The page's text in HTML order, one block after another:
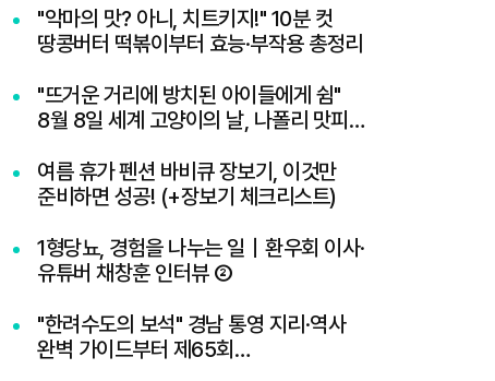
"악마의 맛? 아니, 치트키지!" 10분 컷
땅콩버터 떡볶이부터 효능·부작용 총정리
"뜨거운 거리에 방치된 아이들에게 쉼"
8월 8일 세계 고양이의 날, 나폴리 맛피아
여름 휴가 펜션 바비큐 장보기, 이것만
준비하면 성공! (+장보기 체크리스트)
1형당뇨, 경험을 나누는 일｜환우회 이사·
유튜버 채창훈 인터뷰 ②
"한려수도의 보석" 경남 통영 지리·역사
완벽 가이드부터 제65회